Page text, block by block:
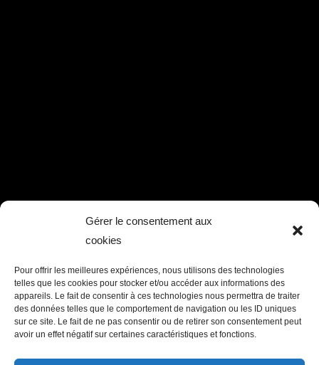
Gérer le consentement aux
cookies
Pour offrir les meilleures expériences, nous utilisons des technologies
telles que les cookies pour stocker et/ou accéder aux informations des
appareils. Le fait de consentir à ces technologies nous permettra de traiter
des données telles que le comportement de navigation ou les ID uniques
sur ce site. Le fait de ne pas consentir ou de retirer son consentement peut
avoir un effet négatif sur certaines caractéristiques et fonctions.